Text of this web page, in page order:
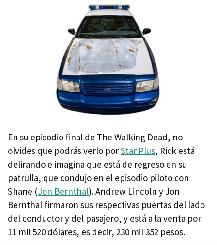
En su episodio final de The Walking Dead, no
olvides que podrás verlo porStar Plus, Rick está
delirando e imagina que está de regreso en su
patrulla, que condujo en el episodio piloto con
Shane (Jon Bernthal). Andrew Lincoln y Jon
Bernthal firmaron sus respectivas puertas del lado
del conductor y del pasajero, y está a la venta por
11 mil 520 dólares, es decir, 230 mil 352 pesos.